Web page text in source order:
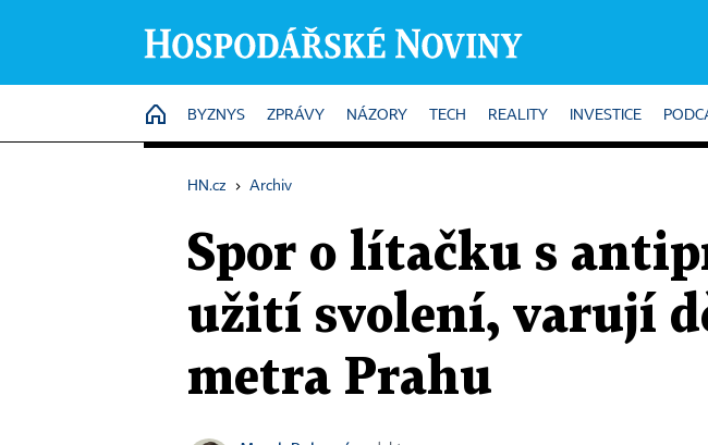
HOME
BYZNYS ZPRÁVY NÁZORY TECH REALITY INVESTICE
HN.cz › Archiv
Spor o lítačku s
užití svolení, varují
metra Prahu